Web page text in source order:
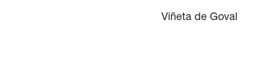
Viñeta de Goval